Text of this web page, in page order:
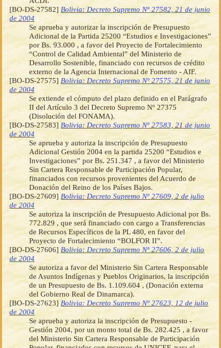
[BO-DS-27582] Bolivia: Decreto Supremo Nº 27582, 21 de junio
de 2004
Se aprueba y autorizar la inscripción de Presupuesto
Adicional de la Partida 25200 “Estudios e Investigaciones”
por Bs. 93.000 , a favor del Proyecto de Fortalecimiento
“Control de Calidad Ambiental” del Ministerio de
Desarrollo Sostenible, financiado con recursos de crédito
externo de la Agencia Internacional de Fomento - AIF.
[BO-DS-27575] Bolivia: Decreto Supremo Nº 27575, 21 de junio
de 2004
Se extiende el cómputo del plazo definido en el Parágrafo
II del Artículo 3 del Decreto Supremo Nº 27375
(Disolución del FONAMA).
[BO-DS-27583] Bolivia: Decreto Supremo Nº 27583, 21 de junio
de 2004
Se aprueba y autoriza la inscripción de Presupuesto
Adicional Gestión 2004 en la partida 25200 “Estudios e
Investigaciones” por Bs. 251.347 , a favor del Ministerio
Sin Cartera Responsable de Participación Popular,
financiados con recursos provenientes del Acuerdo de
Donación del Reino de los Países Bajos.
[BO-DS-27609] Bolivia: Decreto Supremo Nº 27609, 2 de julio
de 2004
Se autoriza la inscripción de Presupuesto Adicional por Bs.
772.829 , que será financiado con cargo a Transferencias
de Recursos Específicos de la PL 480, en favor del
Proyecto de Fortalecimiento “BOLFOR II”.
[BO-DS-27606] Bolivia: Decreto Supremo Nº 27606, 2 de julio
de 2004
Se autoriza a favor del Ministerio Sin Cartera Responsable
de Asuntos Indígenas y Pueblos Originarios, la inscripción
de un Presupuesto de Bs. 1.109.604 , (Donación externa
del Gobierno Real de Dinamarca).
[BO-DS-27623] Bolivia: Decreto Supremo Nº 27623, 12 de julio
de 2004
Se aprueba y autoriza la inscripción de Presupuesto -
Gestión 2004, por un monto total de Bs. 282.425 , a favor
del Ministerio Sin Cartera Responsable de Participación